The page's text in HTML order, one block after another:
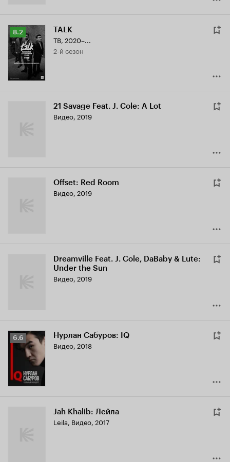
Рейтинг
Кинопоиска
8.2
8.2 TALK
ТВ, 2020–...
2-й сезон
21 Savage Feat. J. Cole: A Lot
Видео, 2019
Offset: Red Room
Видео, 2019
Dreamville Feat. J. Cole, DaBaby & Lute:
Under the Sun
Видео, 2019
Рейтинг
Кинопоиска
6.6 Нурлан Сабуров: IQ
Видео, 2018
Jah Khalib: Лейла
Leila, Видео, 2017